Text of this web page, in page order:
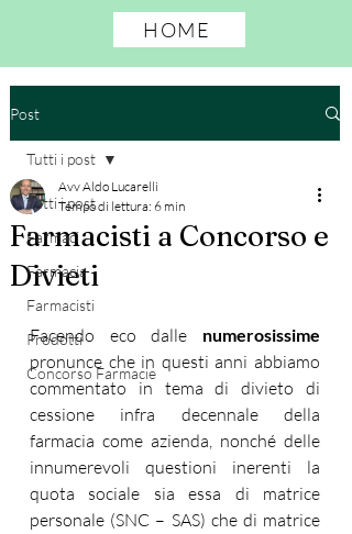
HOME
Post
Tutti i post
Farmaci
Farmacia
Farmacisti
Prodotti
Concorso Farmacie
Tutti i post
Farmacisti a Concorso e
Divieti
Avv Aldo Lucarelli
Tempo di lettura: 6 min
Facendo eco dalle numerosissime
pronunce che in questi anni abbiamo
commentato in tema di divieto di
cessione infra decennale della
farmacia come azienda, nonché delle
innumerevoli questioni inerenti la
quota sociale sia essa di matrice
personale (SNC – SAS) che di matrice